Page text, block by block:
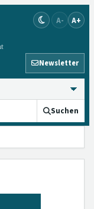
A- A+
Newsletter
Suchen